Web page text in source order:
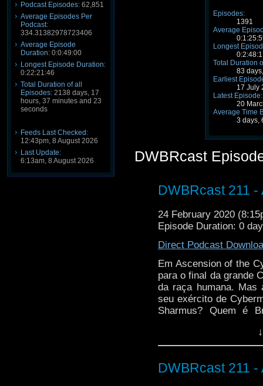
Podcast Episodes: 62,851
Average Episodes Per
Podcast:
334.31382978723406
Average Episode
Duration: 0:0:49:00
Longest Episode Duration:
0:22:21:46
Total Duration of all
Episodes: 2138 days, 17
hours, 37 minutes and 23
seconds
Feeds Last Checked:
12:43pm, 8 August 2026
Last Update:
6:13am, 8 August 2026
Episodes:
1391
Average
Longest
Total Duration
83
Earliest
17 July
Latest Episode:
20
Average Time
3 days,
DWBRcast
DWBRcast 211
24 February 2020
Episode Duration: 0
Direct Podcast
Em Ascension of the
para o final da grande
da raça humana. Mas
seu exército de
Sharmus? Quem é
DWBRcast 211